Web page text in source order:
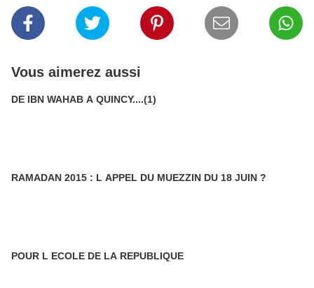
Vous aimerez aussi
DE IBN WAHAB A QUINCY....(1)
RAMADAN 2015 : L APPEL DU MUEZZIN DU 18 JUIN ?
POUR L ECOLE DE LA REPUBLIQUE